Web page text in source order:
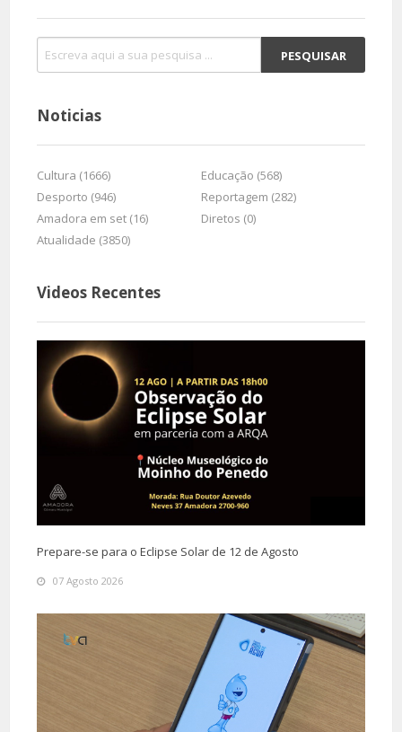
Noticias
Cultura (1666)
Educação (568)
Desporto (946)
Reportagem (282)
Amadora em set (16)
Diretos (0)
Atualidade (3850)
Videos Recentes
Prepare-se para o Eclipse Solar de 12 de Agosto
07 Agosto 2026